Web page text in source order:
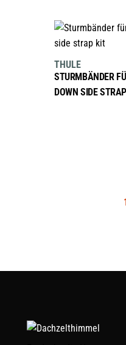
IN DEN
STURMBÄNDER
DOWN SIDE
THULE